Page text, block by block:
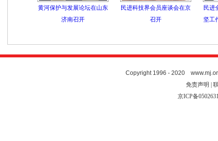
黄河保护与发展论坛在山东
济南召开
民进科技界会员座谈会在京
召开
民进
坚工
Copyright 1996 - 2020
免责声明 |
京ICP备